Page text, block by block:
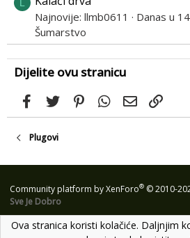
L
Najnovije: llmb0611
Danas u
Šumarstvo
Dijelite ovu stranicu
FacebookTwitterPinterestWhatsApp
Email
Plugovi
Community platform by XenForo® © 2010-
Sve Je Dobro
Ova stranica koristi kolačiće. Daljnjim